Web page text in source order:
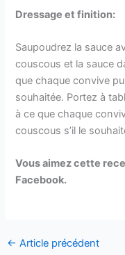
Dressage et finition:
Saupoudrez la sauce
couscous et la sauce
que chaque convive
souhaitée. Portez à
à ce que chaque
couscous s’il le
Vous aimez cette
Facebook.
← Article précédent